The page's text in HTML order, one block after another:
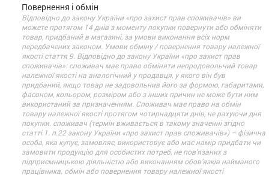
Повернення і обмін
Відповідно до закону України «про захист прав споживачів» ви
можете протягом 14 днів з моменту покупки повернути або обміняти
товар, придбаний в магазині, за умови виконання всіх норм
передбачених законом. Умови обміну / повернення товару належної
якості стаття 9. Відповідно до закону України «про захист прав
споживачів»: споживач має право обміняти непродовольчий товар
належної якості на аналогічний у продавця, у якого він був
придбаний, якщо товар не задовольнив його за формою, габаритами,
фасоном, кольором, розміром або з інших причин не може бути ним
використаний за призначенням. Споживач має право на обмін
товару належної якості протягом чотирнадцяти днів, не рахуючи дня
покупки. споживач (термін вживається в такому значенні згідно
статті 1. п.22 закону України «про захист прав споживачів») – фізична
особа, яка купує, замовляє, використовує або має намір придбати чи
замовити продукцію для особистих потреб, не пов’язаних з
підприємницькою діяльністю або виконанням обов’язків найманого
працівника. обмін або повернення товару належної якості